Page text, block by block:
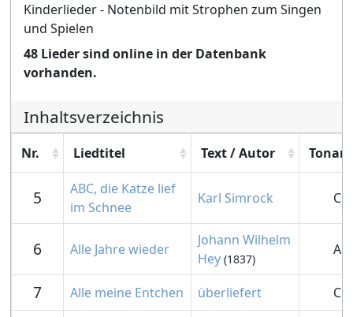
Kinderlieder - Notenbild mit Strophen zum Singen
und Spielen
48 Lieder sind online in der Datenbank
vorhanden.
Inhaltsverzeichnis
Nr. Liedtitel Text / Autor Tonart
5
ABC, die Katze lief
im Schnee
Karl Simrock C
6 Alle Jahre wieder
Johann Wilhelm
Hey (1837)
A
7 Alle meine Entchen überliefert C